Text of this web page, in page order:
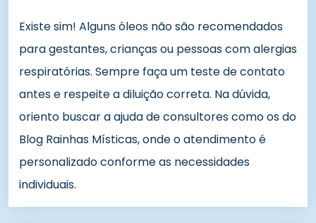
Existe sim! Alguns óleos não são recomendados
para gestantes, crianças ou pessoas com alergias
respiratórias. Sempre faça um teste de contato
antes e respeite a diluição correta. Na dúvida,
oriento buscar a ajuda de consultores como os do
Blog Rainhas Místicas, onde o atendimento é
personalizado conforme as necessidades
individuais.